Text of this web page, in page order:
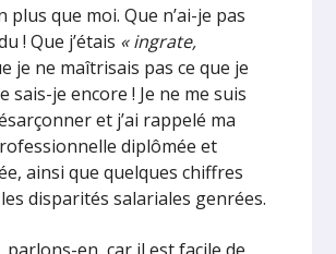
plus que moi. Que n’ai-je pas
! Que j’étais « ingrate,
je ne maîtrisais pas ce que je
sais-je encore ! Je ne me suis
et j’ai rappelé ma
diplômée et
ainsi que quelques chiffres
disparités salariales genrées.
parlons-en, car il est facile de